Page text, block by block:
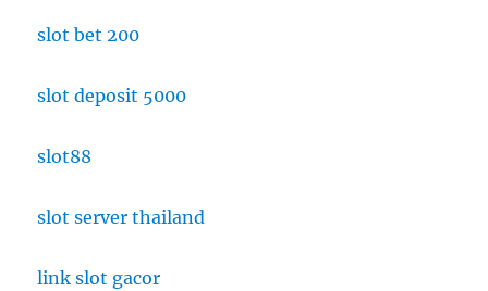
slot bet 200
slot deposit 5000
slot88
slot server thailand
link slot gacor